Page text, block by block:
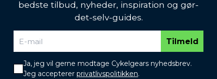
bedste tilbud, nyheder, inspiration og gør-
det-selv-guides.
Tilmeld
Ja, jeg vil gerne modtage Cykelgears nyhedsbrev.
Jeg accepterer privatlivspolitikken.